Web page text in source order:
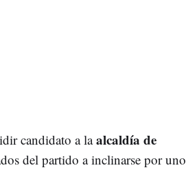
candidato a laalcaldía de
del partido a inclinarse por uno